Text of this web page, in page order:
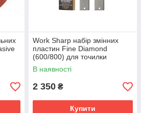
Work Sharp набір змінних
пластин Fine Diamond
(600/800) для точилки
WSBCHPAJ-PRO, 2 шт
В наявності
2 350 ₴
Купити